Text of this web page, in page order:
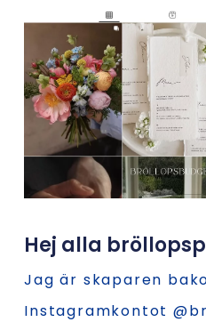
Hej alla
Jag är skaparen
Instagramkontot